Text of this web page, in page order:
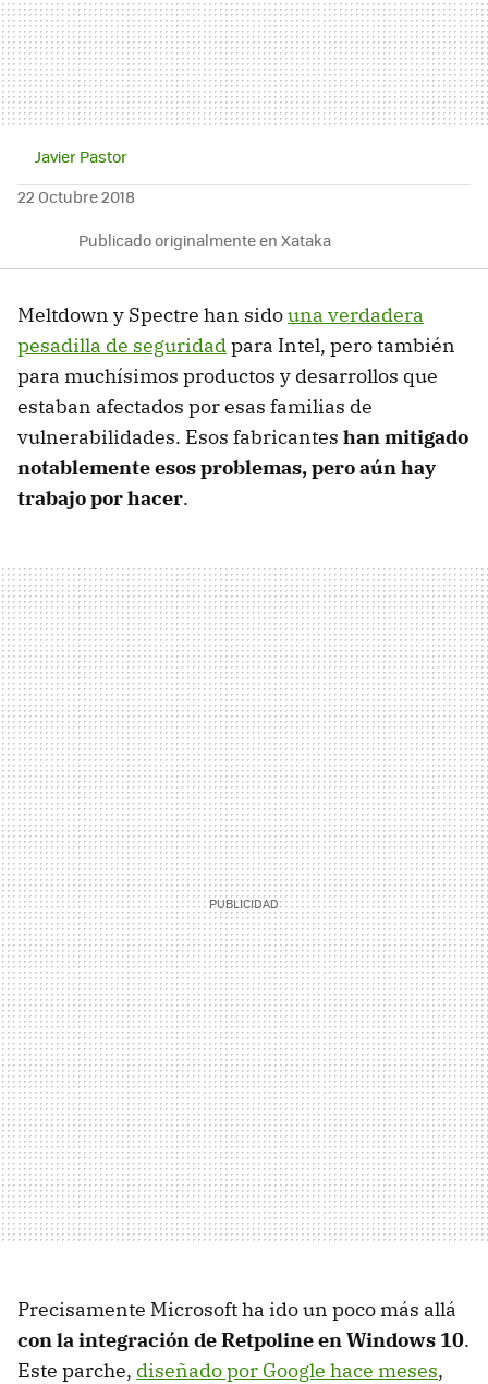
Javier Pastor
22 Octubre 2018
Publicado originalmente en Xataka
Meltdown y Spectre han sidouna verdadera
pesadilla de seguridadpara Intel, pero también
para muchísimos productos y desarrollos que
estaban afectados por esas familias de
vulnerabilidades. Esos fabricantes han mitigado
notablemente esos problemas, pero aún hay
trabajo por hacer.
Precisamente Microsoft ha ido un poco más allá
con la integración de Retpoline en Windows 10.
Este parche, diseñado por Google hace meses,